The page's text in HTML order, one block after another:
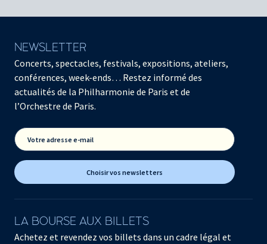
NEWSLETTER
Concerts, spectacles, festivals, expositions, ateliers,
conférences, week-ends… Restez informé des
actualités de la Philharmonie de Paris et de
l’Orchestre de Paris.
Votre adresse e-mail
Choisir vos newsletters
LA BOURSE AUX BILLETS
Achetez et revendez vos billets dans un cadre légal et